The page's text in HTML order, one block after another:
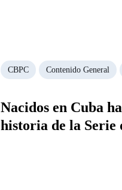
CBPC Contenido General
Nacidos en Cuba
historia de la Serie